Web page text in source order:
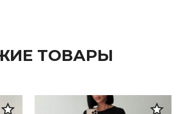
ТОВАРЫ